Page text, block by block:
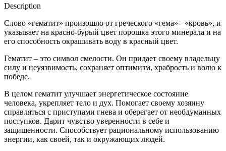
Description
Слово «гематит» произошло от греческого «гема»- «кровь», и
указывает на красно-бурый цвет порошка этого минерала и на
его способность окрашивать воду в красный цвет.
Гематит – это символ смелости. Он придает своему владельцу
силу и неуязвимость, сохраняет оптимизм, храбрость и волю к
победе.
В целом гематит улучшает энергетическое состояние
человека, укрепляет тело и дух. Помогает своему хозяину
справляться с приступами гнева и оберегает от необдуманных
поступков. Дарит чувство уверенности в себе и
защищенности. Способствует рациональному использованию
энергии, как своей, так и окружающих людей.